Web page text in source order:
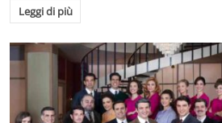
Leggi di più